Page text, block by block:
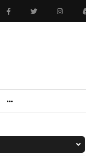
FacebookTwitter